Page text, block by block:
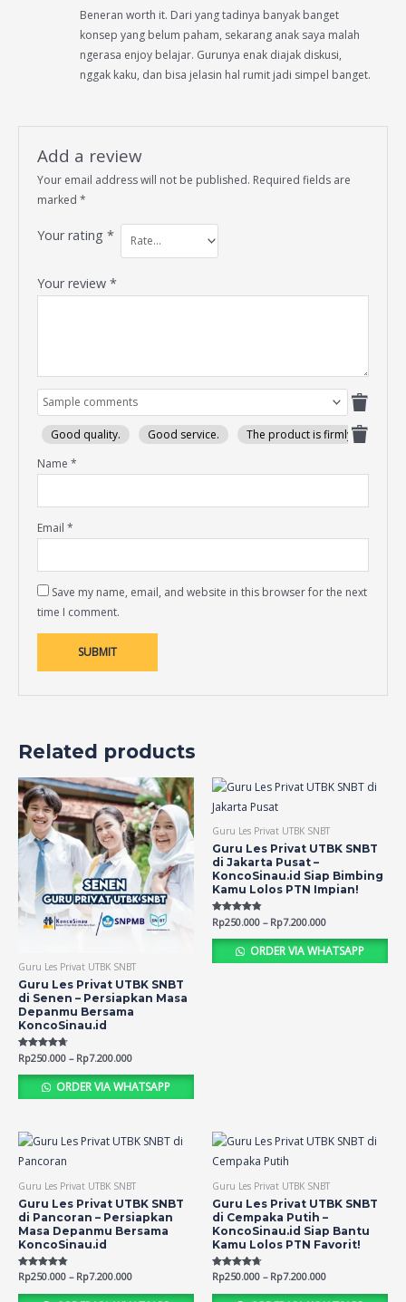
of 5
Beneran worth it. Dari yang tadinya banyak banget
konsep yang belum paham, sekarang anak saya malah
ngerasa enjoy belajar. Gurunya enak diajak diskusi,
nggak kaku, dan bisa jelasin hal rumit jadi simpel banget.
Add a review
Your email address will not be published. Required fields are
marked*
Your rating*
Your review*
Good quality. Good service.
The product is firmly packed.
Name*
Email*
Save my name, email, and website in this browser for the next
time I comment.
Related products
Guru Les Privat UTBK SNBT
Guru Les Privat UTBK SNBT
di Senen – Persiapkan Masa
Depanmu Bersama
KoncoSinau.id
Rated
4.71
out of 5
Rp250.000 – Rp7.200.000
ORDER VIA WHATSAPP
Guru Les Privat UTBK SNBT
Guru Les Privat UTBK SNBT
di Jakarta Pusat –
KoncoSinau.id Siap Bimbing
Kamu Lolos PTN Impian!
Rated
4.79
out of 5
Rp250.000 – Rp7.200.000
ORDER VIA WHATSAPP
Guru Les Privat UTBK SNBT
Guru Les Privat UTBK SNBT
di Pancoran – Persiapkan
Masa Depanmu Bersama
KoncoSinau.id
Rated
4.77
out of 5
Rp250.000 – Rp7.200.000
Guru Les Privat UTBK SNBT
Guru Les Privat UTBK SNBT
di Cempaka Putih –
KoncoSinau.id Siap Bantu
Kamu Lolos PTN Favorit!
Rated
4.70
out of 5
Rp250.000 – Rp7.200.000